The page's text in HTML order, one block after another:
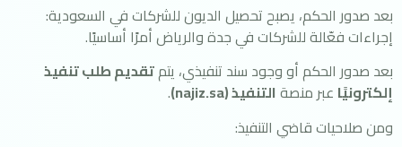
بعد صدور الحكم، يصبح تحصيل الديون للشركات في السعودية:
إجراءات فعّالة للشركات في جدة والرياض أمرًا أساسيًا.
بعد صدور الحكم أو وجود سند تنفيذي، يتمتقديم طلب تنفيذ
إلكترونيًا عبر منصة التنفيذ (najiz.sa)
.
ومن صلاحيات قاضي التنفيذ: